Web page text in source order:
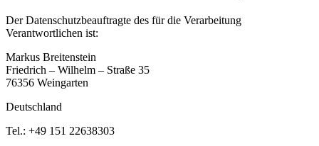
Der Datenschutzbeauftragte des für die Verarbeitung
Verantwortlichen ist:
Markus Breitenstein
Friedrich – Wilhelm – Straße 35
76356 Weingarten
Deutschland
Tel.: +49 151 22638303